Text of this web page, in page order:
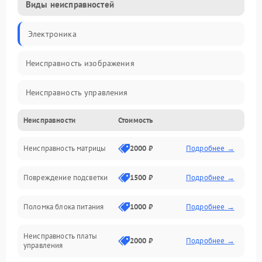
Виды неисправностей
Электроника
Неисправность изображения
Неисправность управления
Неисправность интерфейсов
Прочие неисправности
Неисправность звука
Механические повреждения
Неисправности Стоимость
Неисправность матрицы 2000 ₽ Подробнее →
Повреждение подсветки 1500 ₽ Подробнее →
Поломка блока питания 1000 ₽ Подробнее →
Неисправность платы
управления
2000 ₽ Подробнее →